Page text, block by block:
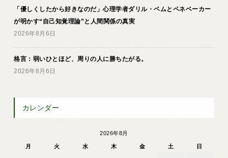
「優しくしたから好きなのだ」心理学者ダリル・ベムとペネベーカー
が明かす“自己知覚理論”と人間関係の真実
2026年8月6日
格言：弱いひとほど、周りの人に勝ちたがる。
2026年8月6日
カレンダー
2026年8月
月 火 水 木 金 土 日